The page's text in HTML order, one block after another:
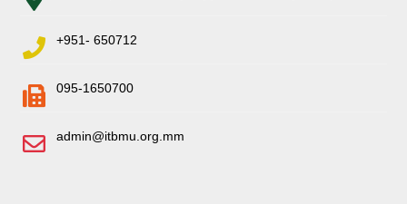
+951- 650712
095-1650700
admin@itbmu.org.mm